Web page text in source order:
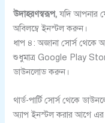
উদাহরণস্বরূপ,যদি আপনার
অবিলম্বে ইনস্টল করুন।
ধাপ ৪: অজানা সোর্স থেকে
শুধুমাত্র Google Play
ডাউনলোড করুন।
থার্ড-পার্টি সোর্স থেকে
অ্যাপ ইনস্টল করার আগে